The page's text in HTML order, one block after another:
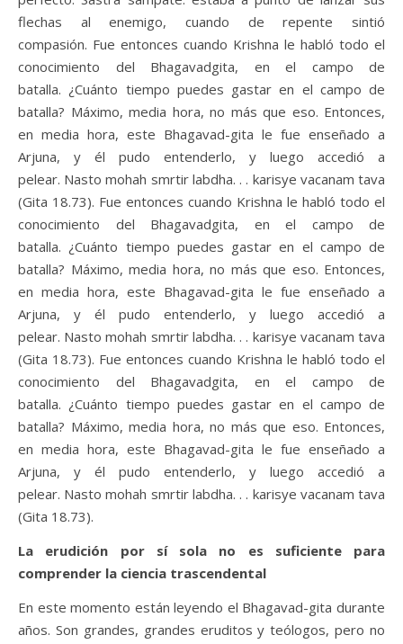
flechas al enemigo, cuando de repente sintió
compasión. Fue entonces cuando Krishna le habló todo el
conocimiento del Bhagavadgita, en el campo de
batalla. ¿Cuánto tiempo puedes gastar en el campo de
batalla? Máximo, media hora, no más que eso. Entonces,
en media hora, este Bhagavad-gita le fue enseñado a
Arjuna, y él pudo entenderlo, y luego accedió a
pelear. Nasto mohah smrtir labdha. . . karisye vacanam tava
(Gita 18.73). Fue entonces cuando Krishna le habló todo el
conocimiento del Bhagavadgita, en el campo de
batalla. ¿Cuánto tiempo puedes gastar en el campo de
batalla? Máximo, media hora, no más que eso. Entonces,
en media hora, este Bhagavad-gita le fue enseñado a
Arjuna, y él pudo entenderlo, y luego accedió a
pelear. Nasto mohah smrtir labdha. . . karisye vacanam tava
(Gita 18.73). Fue entonces cuando Krishna le habló todo el
conocimiento del Bhagavadgita, en el campo de
batalla. ¿Cuánto tiempo puedes gastar en el campo de
batalla? Máximo, media hora, no más que eso. Entonces,
en media hora, este Bhagavad-gita le fue enseñado a
Arjuna, y él pudo entenderlo, y luego accedió a
pelear. Nasto mohah smrtir labdha. . . karisye vacanam tava
(Gita 18.73).
La erudición por sí sola no es suficiente para
comprender la ciencia trascendental
En este momento están leyendo el Bhagavad-gita durante
años. Son grandes, grandes eruditos y teólogos, pero no